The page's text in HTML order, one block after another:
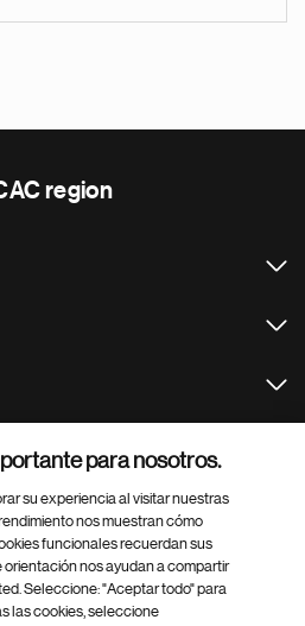
region
para nosotros.
su experiencia al visitar nuestras
nos muestran cómo
funcionales recuerdan sus
orientación nos ayudan a compartir
Seleccione: "Aceptar todo" para
las cookies, seleccione